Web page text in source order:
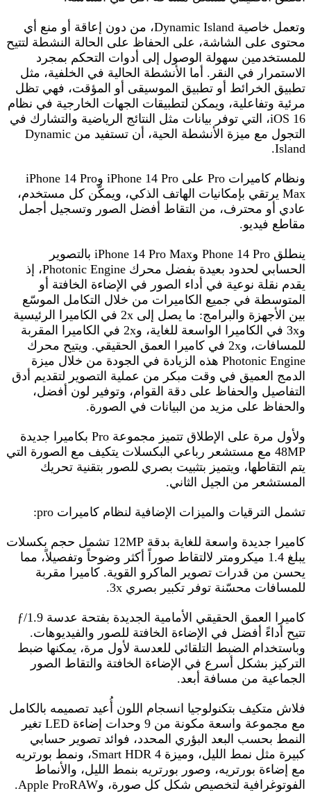
وتعمل خاصية Dynamic Island، من دون إعاقة أو منع أي
محتوى على الشاشة، على الحفاظ على الحالة النشطة لتتيح
للمستخدمين سهولة الوصول إلى أدوات التحكم بمجرد
الاستمرار في النقر. أما الأنشطة الحالية في الخلفية، مثل
تطبيق الخرائط أو تطبيق الموسيقى أو المؤقت، فهي تظل
مرئية وتفاعلية، ويمكن لتطبيقات الجهات الخارجية في نظام
16 iOS، التي توفر بيانات مثل النتائج الرياضية والتشارك في
التجول مع ميزة الأنشطة الحية، أن تستفيد من Dynamic
Island.
ونظام كاميرات Pro على iPhone 14 Pro وiPhone 14 Pro
Max يرتقي بإمكانيات الهاتف الذكي، ويمكّن كل مستخدم،
عادي أو محترف، من التقاط أفضل الصور وتسجيل أجمل
مقاطع فيديو.
ينطلق Phone 14 Pro وiPhone 14 Pro Max بالتصوير
الحسابي لحدود بعيدة بفضل محرك Photonic Engine، إذ
يقدم نقلة نوعية في أداء الصور في الإضاءة الخافتة أو
المتوسطة في جميع الكاميرات من خلال التكامل الموسّع
بين الأجهزة والبرامج: ما يصل إلى 2x في الكاميرا الرئيسية
و3x في الكاميرا الواسعة للغاية، و2x في الكاميرا المقربة
للمسافات، و2x في كاميرا العمق الحقيقي. ويتيح محرك
Photonic Engine هذه الزيادة في الجودة من خلال ميزة
الدمج العميق في وقت مبكر من عملية التصوير لتقديم أدق
التفاصيل والحفاظ على دقة القوام، وتوفير لون أفضل،
والحفاظ على مزيد من البيانات في الصورة.
ولأول مرة على الإطلاق تتميز مجموعة Pro بكاميرا جديدة
48MP مع مستشعر رباعي البكسلات يتكيف مع الصورة التي
يتم التقاطها، ويتميز بتثبيت بصري للصور بتقنية تحريك
المستشعر من الجيل الثاني.
تشمل الترقيات والميزات الإضافية لنظام كاميرات pro:
كاميرا جديدة واسعة للغاية بدقة 12MP‏ تشمل حجم بكسلات
يبلغ 1.4 ميكرومتر لالتقاط صوراً أكثر وضوحاً وتفصيلاً، مما
يحسن من قدرات تصوير الماكرو القوية. كاميرا مقربة
للمسافات محسّنة توفر تكبير بصري 3x.
كاميرا العمق الحقيقي الأمامية الجديدة بفتحة عدسة ƒ/1.9
تتيح أداءً أفضل في الإضاءة الخافتة للصور والفيديوهات.
وباستخدام الضبط التلقائي للعدسة لأول مرة، يمكنها ضبط
التركيز بشكل أسرع في الإضاءة الخافتة والتقاط الصور
الجماعية من مسافة أبعد.
فلاش متكيف بتكنولوجيا انسجام اللون أُعيد تصميمه بالكامل
مع مجموعة واسعة مكونة من 9 وحدات إضاءة LED تغير
النمط بحسب البعد البؤري المحدد، فوائد تصوير حسابي
كبيرة مثل نمط الليل، وميزة Smart HDR 4، ونمط بورتريه
مع إضاءة بورتريه، وصور بورتريه بنمط الليل، والأنماط
الفوتوغرافية لتخصيص شكل كل صورة، وApple ProRAW.